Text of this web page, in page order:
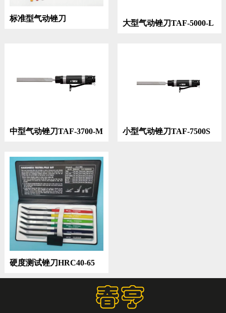
标准型气动锉刀
大型气动锉刀TAF-5000-L
中型气动锉刀TAF-3700-M 小型气动锉刀TAF-7500S
硬度测试锉刀HRC40-65